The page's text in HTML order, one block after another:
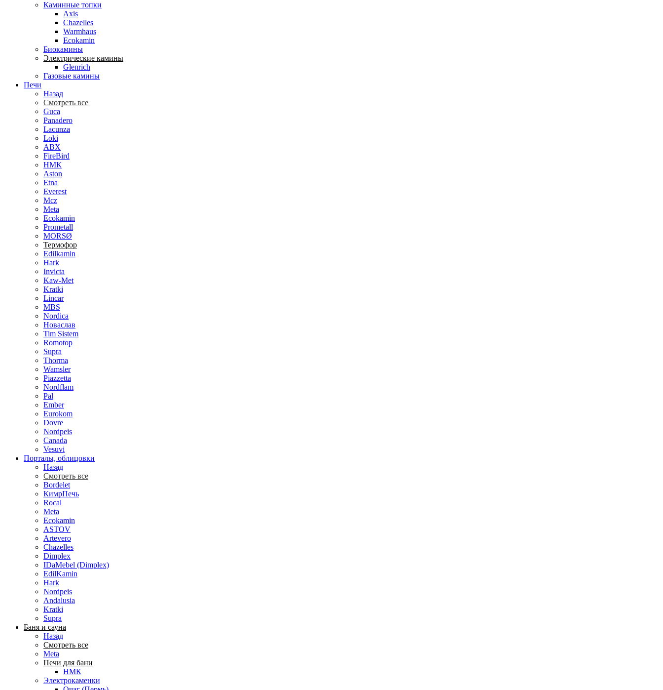
Каминные топки
Axis
Chazelles
Warmhaus
Ecokamin
Биокамины
Электрические камины
Glenrich
Газовые камины
Печи
Назад
Смотреть все
Guca
Panadero
Lacunza
Loki
ABX
FireBird
НМК
Aston
Etna
Everest
Mcz
Meta
Ecokamin
Prometall
MORSØ
Термофор
Edilkamin
Hark
Invicta
Kaw-Met
Kratki
Lincar
MBS
Nordica
Новаслав
Tim Sistem
Romotop
Supra
Thorma
Wamsler
Piazzetta
Nordflam
Pal
Ember
Eurokom
Dovre
Nordpeis
Canada
Vesuvi
Порталы, облицовки
Назад
Смотреть все
Bordelet
КимрПечь
Rocal
Meta
Ecokamin
ASTOV
Artevero
Chazelles
Dimplex
IDaMebel (Dimplex)
EdilKamin
Hark
Nordpeis
Andalusia
Kratki
Supra
Баня и сауна
Назад
Смотреть все
Meta
Печи для бани
НМК
Электрокаменки